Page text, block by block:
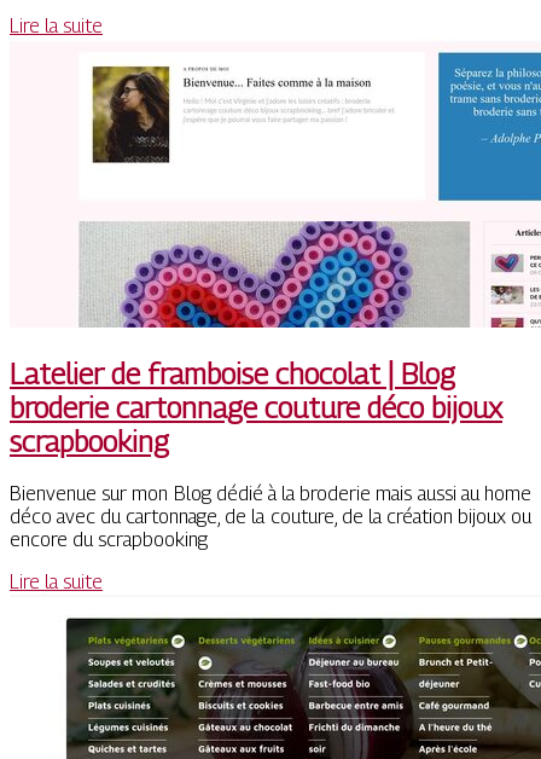
Lire la suite
Latelier de framboise chocolat | Blog
broderie cartonnage couture déco bijoux
scrap­boo­king
Bienvenue sur mon Blog dédié à la broderie mais aussi au home
déco avec du cartonnage, de la couture, de la création bijoux ou
encore du scrapbooking
Lire la suite